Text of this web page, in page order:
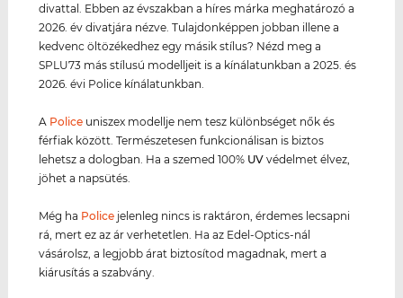
divattal. Ebben az évszakban a híres márka meghatározó a
2026. év divatjára nézve. Tulajdonképpen jobban illene a
kedvenc öltözékedhez egy másik stílus? Nézd meg a
SPLU73 más stílusú modelljeit is a kínálatunkban a 2025. és
2026. évi Police kínálatunkban.
A Police uniszex modellje nem tesz különbséget nők és
férfiak között. Természetesen funkcionálisan is biztos
lehetsz a dologban. Ha a szemed 100% UV védelmet élvez,
jöhet a napsütés.
Még ha Police jelenleg nincs is raktáron, érdemes lecsapni
rá, mert ez az ár verhetetlen. Ha az Edel-Optics-nál
vásárolsz, a legjobb árat biztosítod magadnak, mert a
kiárusítás a szabvány.